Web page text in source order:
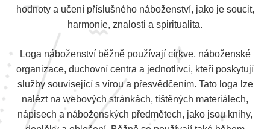
hodnoty a učení příslušného náboženství, jako je soucit,
harmonie, znalosti a spiritualita.
Loga náboženství běžně používají církve, náboženské
organizace, duchovní centra a jednotlivci, kteří poskytují
služby související s vírou a přesvědčením. Tato loga lze
nalézt na webových stránkách, tištěných materiálech,
nápisech a náboženských předmětech, jako jsou knihy,